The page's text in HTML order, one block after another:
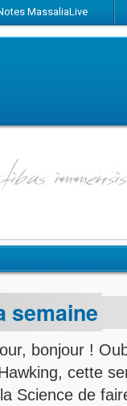
MassaliaLive
nous sur Facebook
Suivez-nous sur Twitter
Abonnez-
semaine
bonjour !
cette
Science de